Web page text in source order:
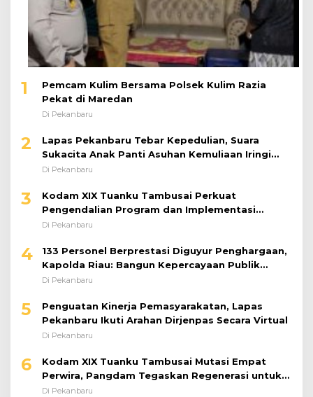
1
Pemcam Kulim Bersama Polsek Kulim Razia
Pekat di Maredan
Di Pekanbaru
2
Lapas Pekanbaru Tebar Kepedulian, Suara
Sukacita Anak Panti Asuhan Kemuliaan Iringi
Bantuan Sosial
Di Pekanbaru
3
Kodam XIX Tuanku Tambusai Perkuat
Pengendalian Program dan Implementasi
Doktrin TNI AD
Di Pekanbaru
4
133 Personel Berprestasi Diguyur Penghargaan,
Kapolda Riau: Bangun Kepercayaan Publik
dengan Karya Nyata
Di Pekanbaru
5
Penguatan Kinerja Pemasyarakatan, Lapas
Pekanbaru Ikuti Arahan Dirjenpas Secara Virtual
Di Pekanbaru
6
Kodam XIX Tuanku Tambusai Mutasi Empat
Perwira, Pangdam Tegaskan Regenerasi untuk
Perkuat Kinerja Satuan
Di Pekanbaru